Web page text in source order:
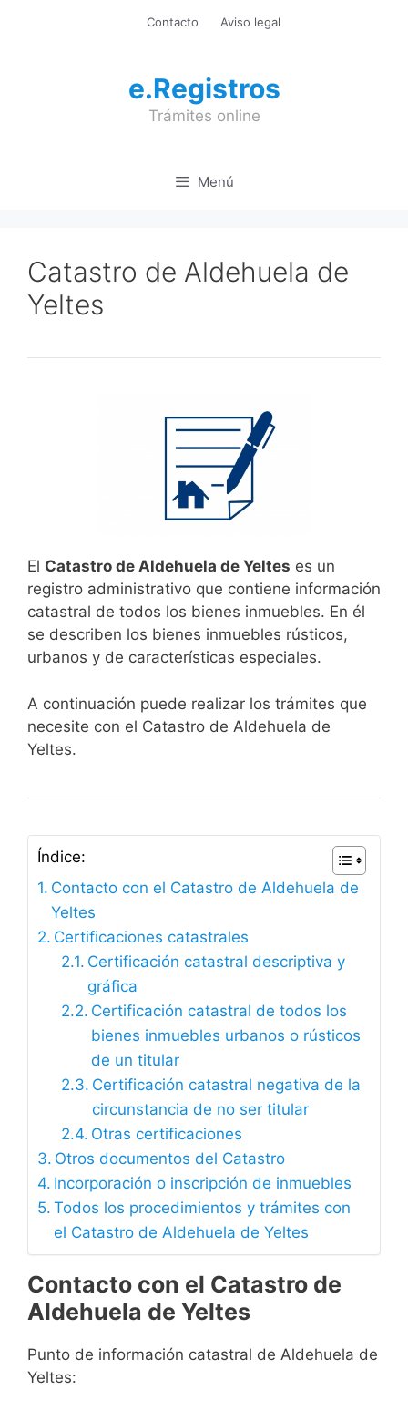
Contacto Aviso legal
e.Registros
Trámites online
Menú
Catastro de Aldehuela de
Yeltes
El Catastro de Aldehuela de Yeltes es un
registro administrativo que contiene información
catastral de todos los bienes inmuebles. En él
se describen los bienes inmuebles rústicos,
urbanos y de características especiales.
A continuación puede realizar los trámites que
necesite con el Catastro de Aldehuela de
Yeltes.
Índice:
Contacto con el Catastro de Aldehuela de
Yeltes
Certificaciones catastrales
Certificación catastral descriptiva y
gráfica
Certificación catastral de todos los
bienes inmuebles urbanos o rústicos
de un titular
Certificación catastral negativa de la
circunstancia de no ser titular
Otras certificaciones
Otros documentos del Catastro
Incorporación o inscripción de inmuebles
Todos los procedimientos y trámites con
el Catastro de Aldehuela de Yeltes
Contacto con el Catastro de
Aldehuela de Yeltes
Punto de información catastral de Aldehuela de
Yeltes: